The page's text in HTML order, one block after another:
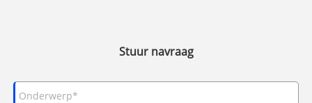
Stuur navraag